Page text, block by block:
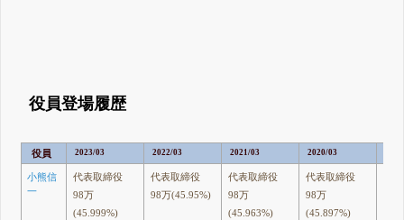
役員登場履歴
役員 2023/03 2022/03 2021/03 2020/03
小熊信
一
代表取締役
98万
(45.999%)
代表取締役
98万(45.95%)
代表取締役
98万
(45.963%)
代表取締役
98万
(45.897%)